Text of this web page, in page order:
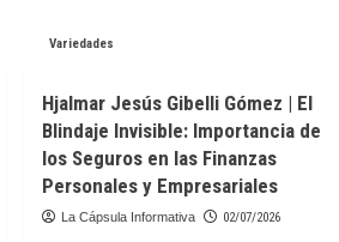
Variedades
Hjalmar Jesús Gibelli Gómez | El
Blindaje Invisible: Importancia de
los Seguros en las Finanzas
Personales y Empresariales
La Cápsula Informativa 02/07/2026